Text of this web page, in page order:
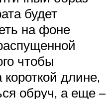
будет
на фоне
чтобы
длине,
обруч, а еще –